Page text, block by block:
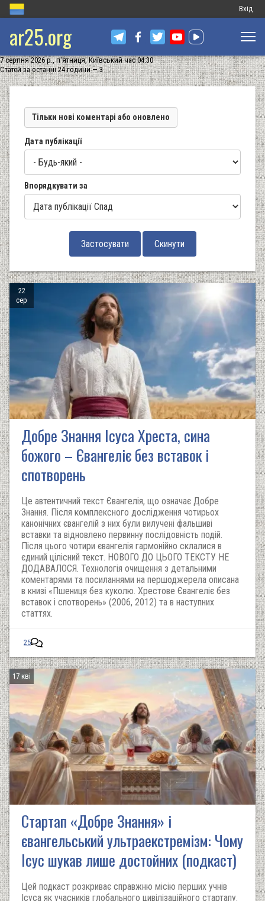
Меню
запису
Вхід
ar25.org
7 серпня 2026 р., п'ятниця, Київський час 04:30
Статей за останні 24 години — 3
Тільки нові коментарі або оновлено
Дата публікації
Впорядкувати за
22
сер
Добре Знання Ісуса Хреста, сина
божого – Євангеліє без вставок і
спотворень
Це автентичний текст Євангелія, що означає Добре
Знання. Після комплексного дослідження чотирьох
канонічних євангелій з них були вилучені фальшиві
вставки та відновлено первинну послідовність подій.
Після цього чотири євангелія гармонійно склалися в
єдиний цілісний текст. НОВОГО ДО ЦЬОГО ТЕКСТУ НЕ
ДОДАВАЛОСЯ. Технологія очищення з детальними
коментарями та посиланнями на першоджерела описана
в книзі «Пшениця без куколю. Хрестове Євангеліє без
вставок і спотворень» (2006, 2012) та в наступних
статтях.
25
17 кві
Стартап «Добре Знання» і
євангельський ультраекстремізм: Чому
Ісус шукав лише достойних (подкаст)
Цей подкаст розкриває справжню місію перших учнів
Ісуса як учасників глобального цивілізаційного стартапу.